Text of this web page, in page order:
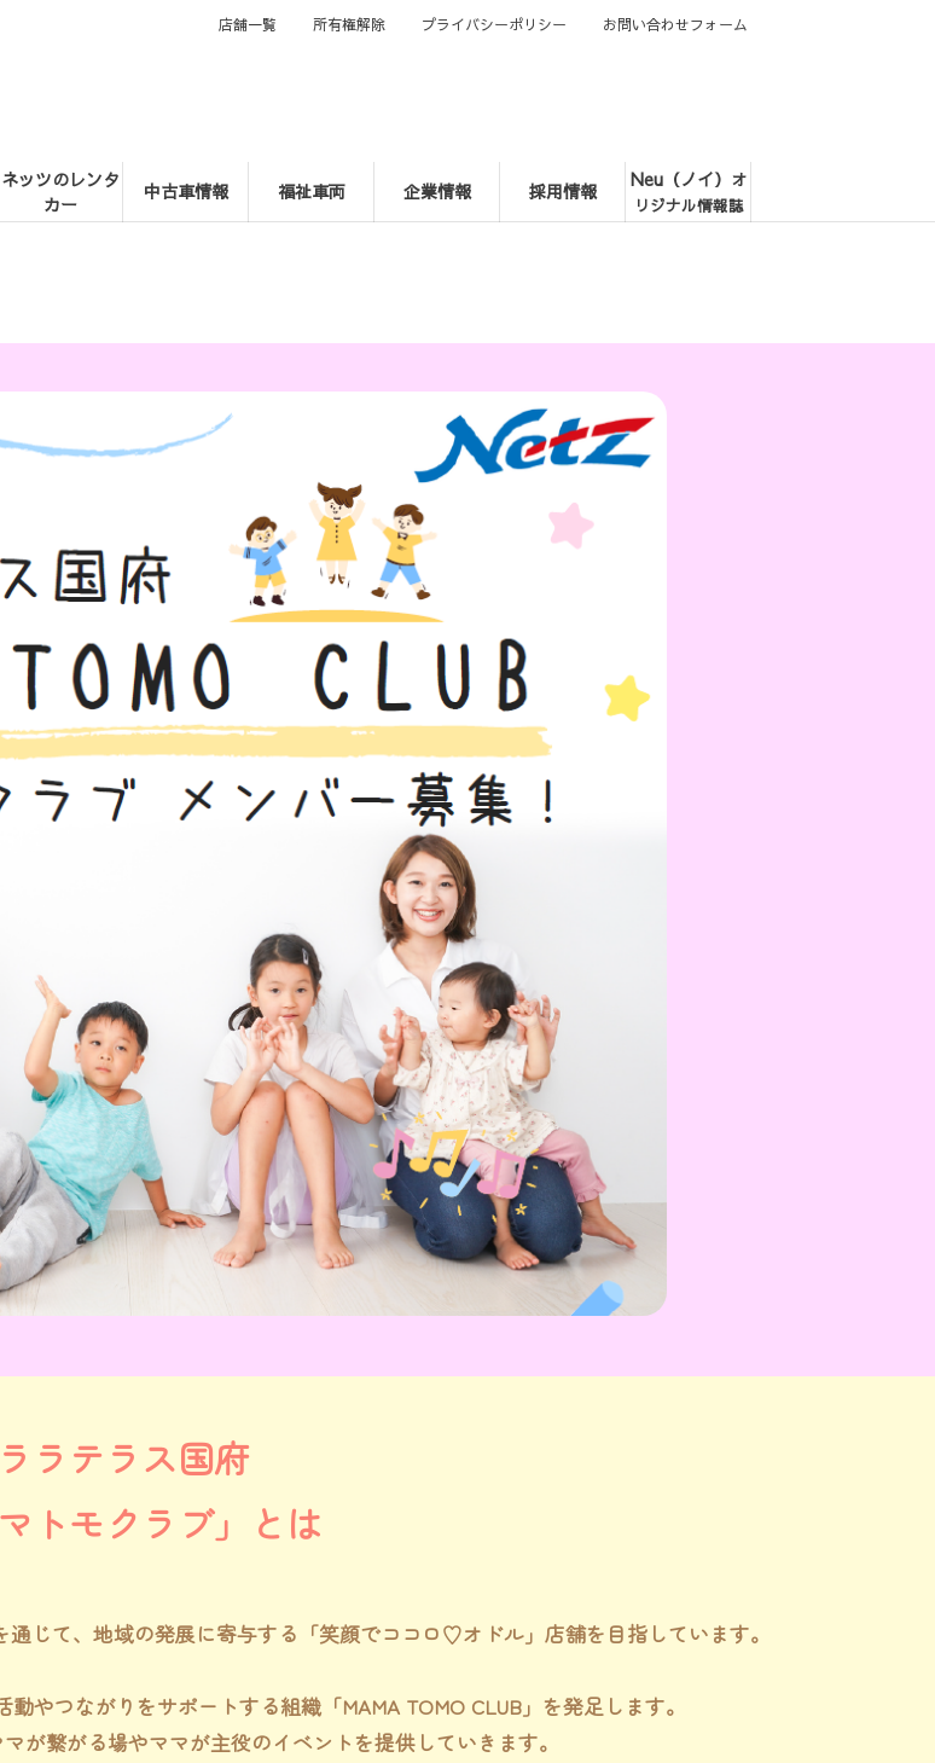
ネッツのレンタ
カー
中古車情報 福祉車両 企業情報 採用情報 Neu（ノイ） オ
リジナル情報誌
店舗一覧 所有権解除 プライバシーポリシー お問い合わせフォーム
ララテラス国府
マトモクラブ」とは
じて、地域の発展に寄与する「笑顔でココロ♡オドル」店舗を目指しています。
やつながりをサポートする組織「MAMA TOMO CLUB」を発足します。
が繋がる場やママが主役のイベントを提供していきます。